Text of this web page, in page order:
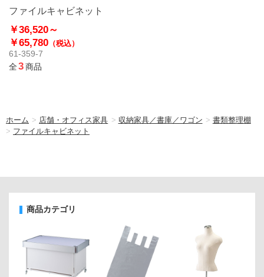
ファイルキャビネット
￥36,520～
￥65,780 （税込）
61-359-7
全3商品
ホーム > 店舗・オフィス家具 > 収納家具／書庫／ワゴン > 書類整理棚
> ファイルキャビネット
商品カテゴリ